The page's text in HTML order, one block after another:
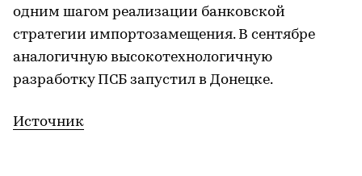
одним шагом реализации банковской
стратегии импортозамещения. В сентябре
аналогичную высокотехнологичную
разработку ПСБ запустил в Донецке.
Источник